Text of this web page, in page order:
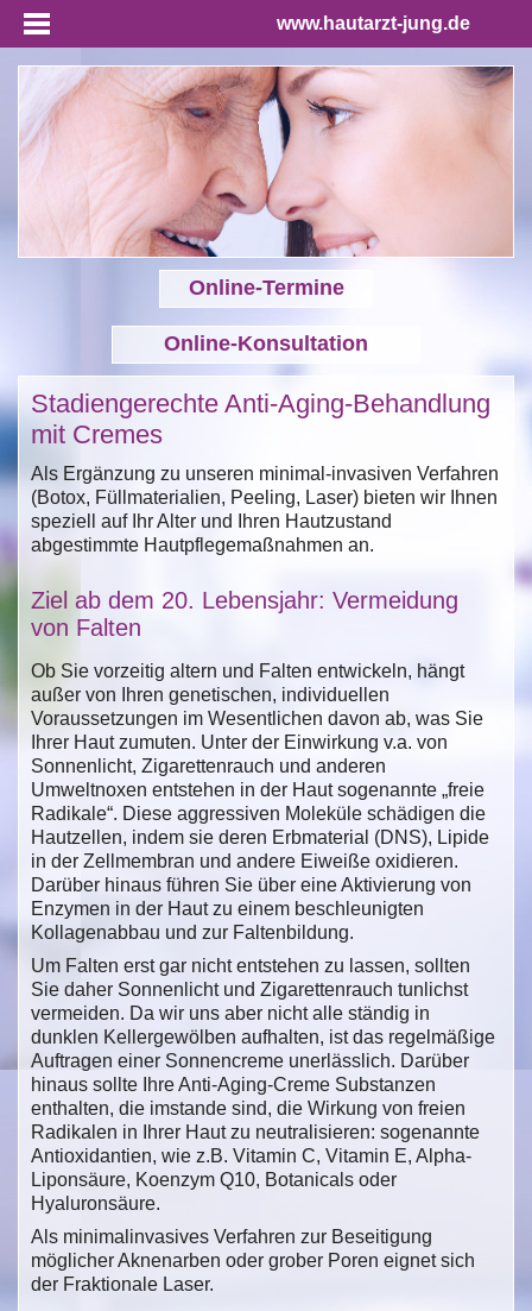
www.hautarzt-jung.de
Online-Termine
Online-Konsultation
Stadiengerechte Anti-Aging-Behandlung
mit Cremes
Als Ergänzung zu unseren minimal-invasiven Verfahren
(Botox, Füllmaterialien, Peeling, Laser) bieten wir Ihnen
speziell auf Ihr Alter und Ihren Hautzustand
abgestimmte Hautpflegemaßnahmen an.
Ziel ab dem 20. Lebensjahr: Vermeidung
von Falten
Ob Sie vorzeitig altern und Falten entwickeln, hängt
außer von Ihren genetischen, individuellen
Voraussetzungen im Wesentlichen davon ab, was Sie
Ihrer Haut zumuten. Unter der Einwirkung v.a. von
Sonnenlicht, Zigarettenrauch und anderen
Umweltnoxen entstehen in der Haut sogenannte „freie
Radikale“. Diese aggressiven Moleküle schädigen die
Hautzellen, indem sie deren Erbmaterial (DNS), Lipide
in der Zellmembran und andere Eiweiße oxidieren.
Darüber hinaus führen Sie über eine Aktivierung von
Enzymen in der Haut zu einem beschleunigten
Kollagenabbau und zur Faltenbildung.
Um Falten erst gar nicht entstehen zu lassen, sollten
Sie daher Sonnenlicht und Zigarettenrauch tunlichst
vermeiden. Da wir uns aber nicht alle ständig in
dunklen Kellergewölben aufhalten, ist das regelmäßige
Auftragen einer Sonnencreme unerlässlich. Darüber
hinaus sollte Ihre Anti-Aging-Creme Substanzen
enthalten, die imstande sind, die Wirkung von freien
Radikalen in Ihrer Haut zu neutralisieren: sogenannte
Antioxidantien, wie z.B. Vitamin C, Vitamin E, Alpha-
Liponsäure, Koenzym Q10, Botanicals oder
Hyaluronsäure.
Als minimalinvasives Verfahren zur Beseitigung
möglicher Aknenarben oder grober Poren eignet sich
der Fraktionale Laser.